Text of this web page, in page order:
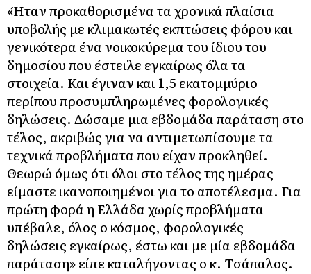
«Ήταν προκαθορισμένα τα χρονικά πλαίσια
υποβολής με κλιμακωτές εκπτώσεις φόρου και
γενικότερα ένα νοικοκύρεμα του ίδιου του
δημοσίου που έστειλε εγκαίρως όλα τα
στοιχεία. Και έγιναν και 1,5 εκατομμύριο
περίπου προσυμπληρωμένες φορολογικές
δηλώσεις. Δώσαμε μια εβδομάδα παράταση στο
τέλος, ακριβώς για να αντιμετωπίσουμε τα
τεχνικά προβλήματα που είχαν προκληθεί.
Θεωρώ όμως ότι όλοι στο τέλος της ημέρας
είμαστε ικανοποιημένοι για το αποτέλεσμα. Για
πρώτη φορά η Ελλάδα χωρίς προβλήματα
υπέβαλε, όλος ο κόσμος, φορολογικές
δηλώσεις εγκαίρως, έστω και με μία εβδομάδα
παράταση» είπε καταλήγοντας ο κ. Τσάπαλος.